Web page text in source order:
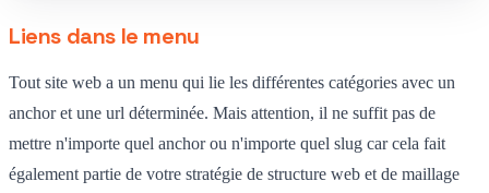
Liens dans le menu
Tout site web a un menu qui lie les différentes catégories avec un
anchor et une url déterminée. Mais attention, il ne suffit pas de
mettre n'importe quel anchor ou n'importe quel slug car cela fait
également partie de votre stratégie de structure web et de maillage